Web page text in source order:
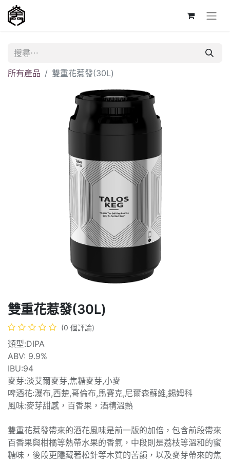
所有產品 雙重花惹發(30L)
雙重花惹發(30L)
(0 個評論)
類型:DIPA
ABV: 9.9%
IBU:94
麥芽:淡艾爾麥芽,焦糖麥芽,小麥
啤酒花:瀑布,西楚,哥倫布,馬賽克,尼爾森蘇維,錫姆科
風味:麥芽甜感，百香果，酒精溫熱
雙重花惹發帶來的酒花風味是前一版的加倍，包含前段帶來
百香果與柑橘等熱帶水果的香氣，中段則是荔枝等溫和的蜜
糖味，後段更隱藏著松針等木質的苦韻，以及麥芽帶來的焦